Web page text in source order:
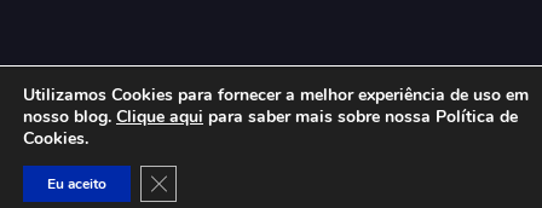
Utilizamos Cookies para fornecer a melhor experiência de uso em
nosso blog. Clique aqui para saber mais sobre nossa Política de
Cookies.
Eu aceito Close GDPR Cookie Banner